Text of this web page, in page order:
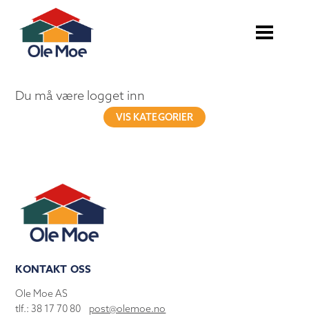
Du må være logget inn
VIS KATEGORIER
KONTAKT OSS
Ole Moe AS
tlf.: 38 17 70 80 post@olemoe.no